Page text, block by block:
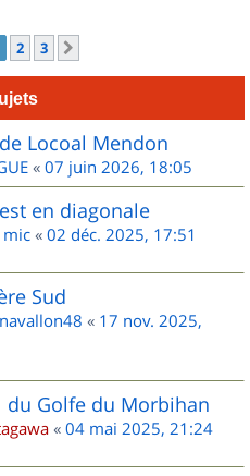
2 3
Locoal Mendon
« 07 juin 2026, 18:05
en diagonale
mic « 02 déc. 2025, 17:51
Sud
« 17 nov. 2025,
du Golfe du Morbihan
« 04 mai 2025, 21:24